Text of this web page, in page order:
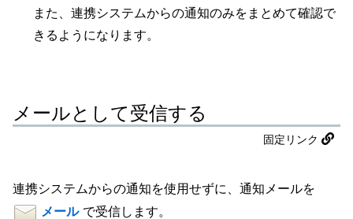
また、連携システムからの通知のみをまとめて確認で
きるようになります。
メールとして受信する
固定リンク
連携システムからの通知を使用せずに、通知メールを
メール で受信します。